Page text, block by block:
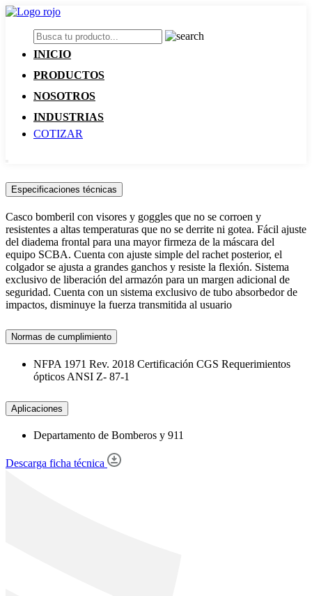
INICIO
PRODUCTOS
NOSOTROS
INDUSTRIAS
COTIZAR
Especificaciones técnicas
Casco bomberil con visores y goggles que no se corroen y
resistentes a altas temperaturas que no se derrite ni gotea. Fácil ajuste
del diadema frontal para una mayor firmeza de la máscara del
equipo SCBA. Cuenta con ajuste simple del rachet posterior, el
colgador se ajusta a grandes ganchos y resiste la flexión. Sistema
exclusivo de liberación del armazón para un margen adicional de
seguridad. Cuenta con un sistema exclusivo de tubo absorbedor de
impactos, disminuye la fuerza transmitida al usuario
Normas de cumplimiento
NFPA 1971 Rev. 2018 Certificación CGS Requerimientos
ópticos ANSI Z- 87-1
Aplicaciones
Departamento de Bomberos y 911
Descarga ficha técnica